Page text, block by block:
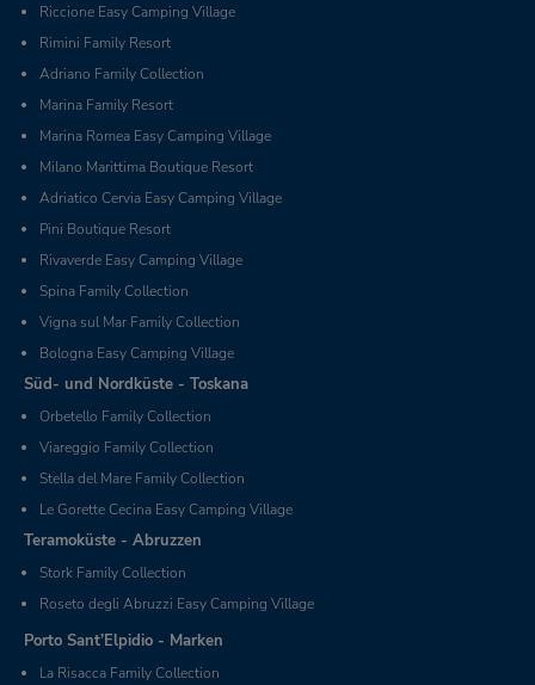
Riccione Easy Camping Village
Rimini Family Resort
Adriano Family Collection
Marina Family Resort
Marina Romea Easy Camping Village
Milano Marittima Boutique Resort
Adriatico Cervia Easy Camping Village
Pini Boutique Resort
Rivaverde Easy Camping Village
Spina Family Collection
Vigna sul Mar Family Collection
Bologna Easy Camping Village
Süd- und Nordküste - Toskana
Orbetello Family Collection
Viareggio Family Collection
Stella del Mare Family Collection
Le Gorette Cecina Easy Camping Village
Teramoküste - Abruzzen
Stork Family Collection
Roseto degli Abruzzi Easy Camping Village
Porto Sant’Elpidio - Marken
La Risacca Family Collection